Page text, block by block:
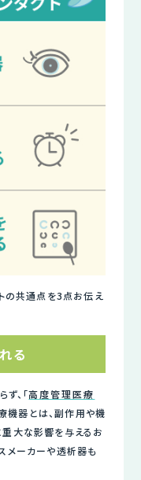
の共通点を3点お伝え
る
、「高度管理医療
機器とは、副作用や機
大な影響を与えるお
メーカーや透析器も